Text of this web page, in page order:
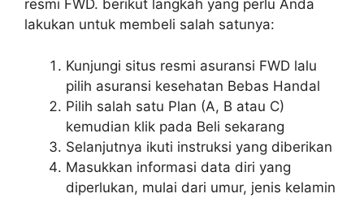
resmi FWD. berikut langkah yang perlu Anda
lakukan untuk membeli salah satunya:
Kunjungi situs resmi asuransi FWD lalu
pilih asuransi kesehatan Bebas Handal
Pilih salah satu Plan (A, B atau C)
kemudian klik pada Beli sekarang
Selanjutnya ikuti instruksi yang diberikan
Masukkan informasi data diri yang
diperlukan, mulai dari umur, jenis kelamin